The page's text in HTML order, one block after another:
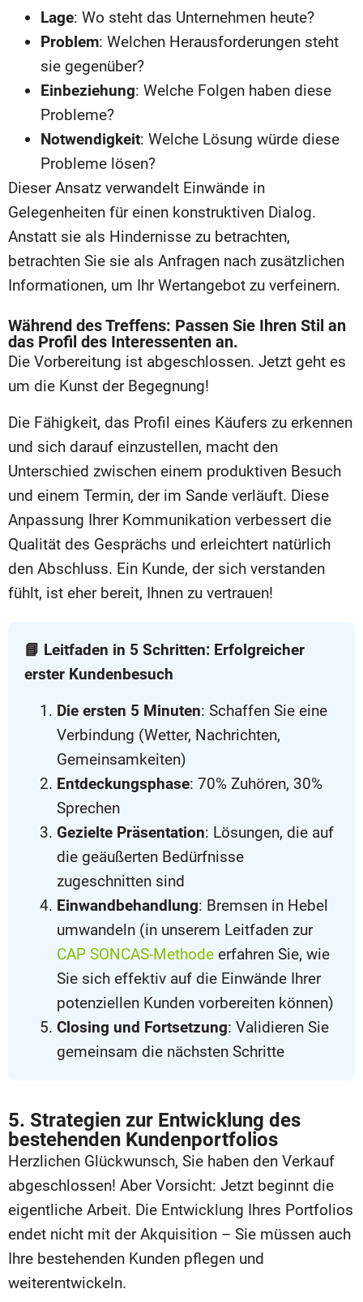
Lage: Wo steht das Unternehmen heute?
Problem: Welchen Herausforderungen steht
sie gegenüber?
Einbeziehung: Welche Folgen haben diese
Probleme?
Notwendigkeit: Welche Lösung würde diese
Probleme lösen?
Dieser Ansatz verwandelt Einwände in
Gelegenheiten für einen konstruktiven Dialog.
Anstatt sie als Hindernisse zu betrachten,
betrachten Sie sie als Anfragen nach zusätzlichen
Informationen, um Ihr Wertangebot zu verfeinern.
Während des Treffens: Passen Sie Ihren Stil an
das Profil des Interessenten an.
Die Vorbereitung ist abgeschlossen. Jetzt geht es
um die Kunst der Begegnung!
Die Fähigkeit, das Profil eines Käufers zu erkennen
und sich darauf einzustellen, macht den
Unterschied zwischen einem produktiven Besuch
und einem Termin, der im Sande verläuft. Diese
Anpassung Ihrer Kommunikation verbessert die
Qualität des Gesprächs und erleichtert natürlich
den Abschluss. Ein Kunde, der sich verstanden
fühlt, ist eher bereit, Ihnen zu vertrauen!
📘 Leitfaden in 5 Schritten: Erfolgreicher
erster Kundenbesuch
Die ersten 5 Minuten: Schaffen Sie eine
Verbindung (Wetter, Nachrichten,
Gemeinsamkeiten)
Entdeckungsphase: 70% Zuhören, 30%
Sprechen
Gezielte Präsentation: Lösungen, die auf
die geäußerten Bedürfnisse
zugeschnitten sind
Einwandbehandlung: Bremsen in Hebel
umwandeln (in unserem Leitfaden zur
CAP SONCAS-Methode erfahren Sie, wie
Sie sich effektiv auf die Einwände Ihrer
potenziellen Kunden vorbereiten können)
Closing und Fortsetzung: Validieren Sie
gemeinsam die nächsten Schritte
5. Strategien zur Entwicklung des
bestehenden Kundenportfolios
Herzlichen Glückwunsch, Sie haben den Verkauf
abgeschlossen! Aber Vorsicht: Jetzt beginnt die
eigentliche Arbeit. Die Entwicklung Ihres Portfolios
endet nicht mit der Akquisition – Sie müssen auch
Ihre bestehenden Kunden pflegen und
weiterentwickeln.